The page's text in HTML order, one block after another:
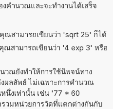
งคำนวณและจะทำงานได้เสร็จ
ณสามารถเขียนว่า 'sqrt 25' ก็ได้
ณสามารถเขียนว่า '4 exp 3' หรือ
วณยังทำให้การใช้นิพจน์ทาง
ผลลัพธ์ ไม่เฉพาะการคำนวณ
นึ่งเท่านั้น เช่น '77 * 60
รวมหน่วยการวัดที่แตกต่างกันกับ